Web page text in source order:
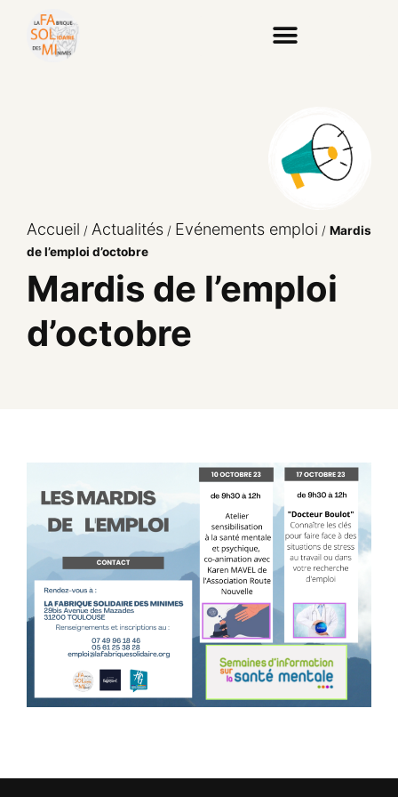
Accueil / Actualités / Evénements emploi / Mardis
de l’emploi d’octobre
Mardis de l’emploi
d’octobre